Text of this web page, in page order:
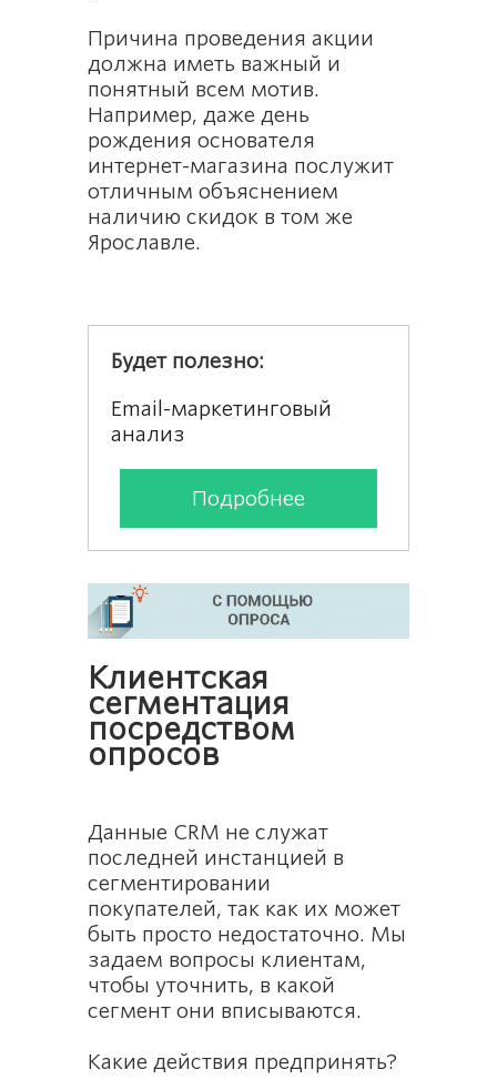
Причина проведения акции
должна иметь важный и
понятный всем мотив.
Например, даже день
рождения основателя
интернет-магазина послужит
отличным объяснением
наличию скидок в том же
Ярославле.
Будет полезно:
Email-маркетинговый
анализ
Подробнее
Клиентская
сегментация
посредством
опросов
Данные CRM не служат
последней инстанцией в
сегментировании
покупателей, так как их может
быть просто недостаточно. Мы
задаем вопросы клиентам,
чтобы уточнить, в какой
сегмент они вписываются.
Какие действия предпринять?